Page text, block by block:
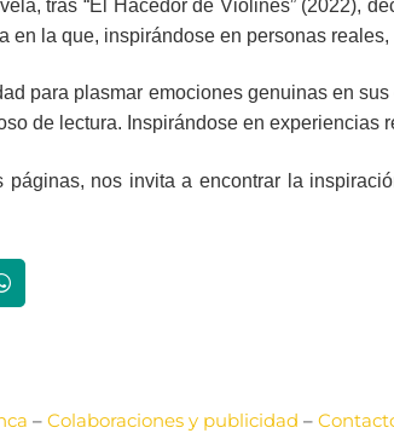
tras “El Hacedor de Violines” (2022),
en la que, inspirándose en personas
para plasmar emociones genuinas en
de lectura. Inspirándose en experiencias
páginas, nos invita a encontrar la
– Colaboraciones y publicidad –